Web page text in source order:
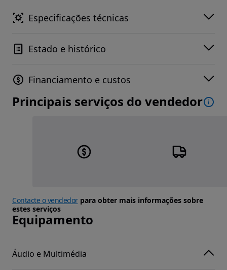
Especificações técnicas
Estado e histórico
Financiamento e custos
Principais serviços do vendedor
Contacte o vendedorpara obter mais informações sobre
estes serviços
Equipamento
Áudio e Multimédia